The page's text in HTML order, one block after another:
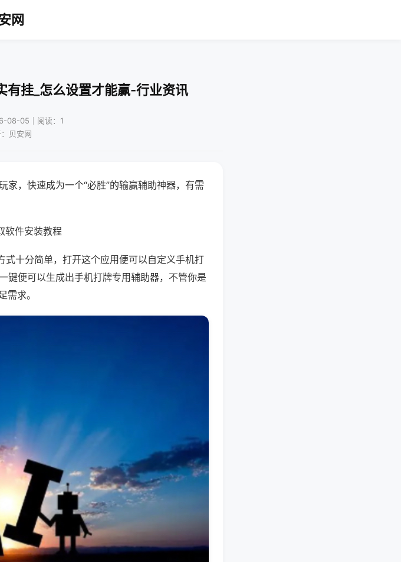
网
有挂_怎么设置才能赢-行业资讯
08-05｜阅读：1
贝安网
，快速成为一个“必胜”的输赢辅助神器，有需
软件安装教程
式十分简单，打开这个应用便可以自定义手机打
键便可以生成出手机打牌专用辅助器，不管你是
需求。